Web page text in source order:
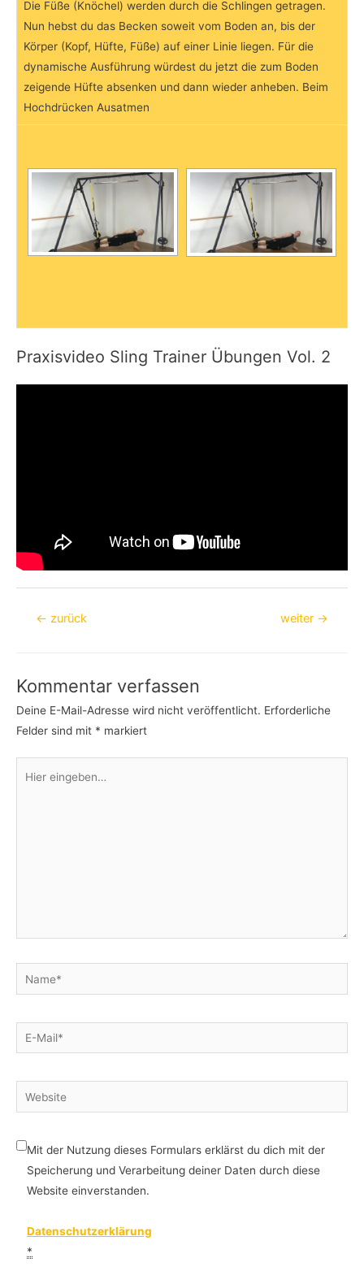
Die Füße (Knöchel) werden durch die Schlingen getragen.
Nun hebst du das Becken soweit vom Boden an, bis der
Körper (Kopf, Hüfte, Füße) auf einer Linie liegen. Für die
dynamische Ausführung würdest du jetzt die zum Boden
zeigende Hüfte absenken und dann wieder anheben. Beim
Hochdrücken Ausatmen
Praxisvideo Sling Trainer Übungen Vol. 2
Beitragsnavigation
← zurück weiter →
Kommentar verfassen
Deine E-Mail-Adresse wird nicht veröffentlicht. Erforderliche
Felder sind mit * markiert
eingeben…
Name*
E-
Mail*
Website
Mit der Nutzung dieses Formulars erklärst du dich mit der
Speicherung und Verarbeitung deiner Daten durch diese
Website einverstanden.
Datenschutzerklärung
*